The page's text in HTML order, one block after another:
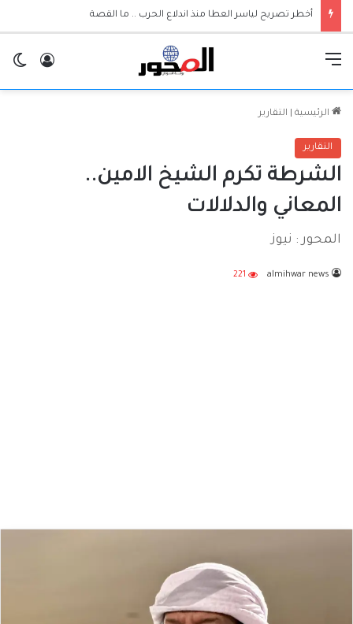
أخطر تصريح لياسر العطا منذ اندلاع الحرب .. ما القصة
الرئيسية التقارير
التقارير
الشرطة تكرم الشيخ الامين..
المعاني والدلالات
المحور : نيوز
almihwar news
221